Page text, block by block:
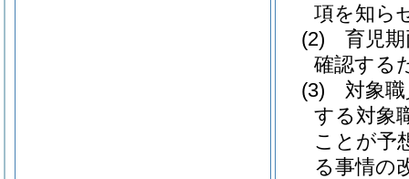
項を知ら
(2)
育児
確認する
(3)
対象
する対象
ことが予
る事情の